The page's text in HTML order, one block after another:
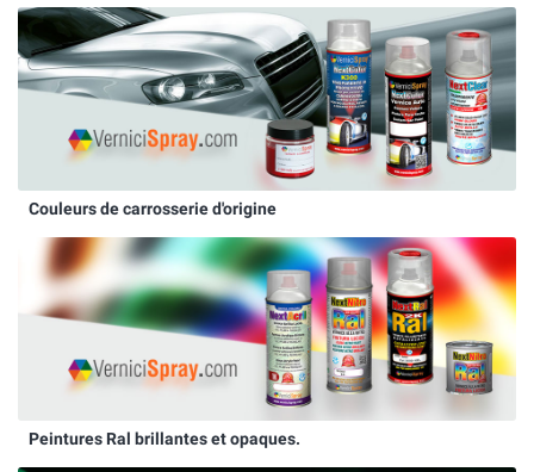
Couleurs de carrosserie d'origine
Peintures Ral brillantes et opaques.